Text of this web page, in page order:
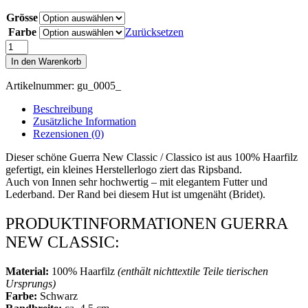
war:
150,00€
ist:
80,00€.
Grösse
Farbe
Zurücksetzen
Guerra
New
Classic
Menge
In den Warenkorb
Artikelnummer: gu_0005_
Beschreibung
Zusätzliche Information
Rezensionen (0)
Dieser schöne Guerra New Classic / Classico ist aus 100% Haarfilz
gefertigt, ein kleines Herstellerlogo ziert das Ripsband.
Auch von Innen sehr hochwertig – mit elegantem Futter und
Lederband. Der Rand bei diesem Hut ist umgenäht (Bridet).
PRODUKTINFORMATIONEN GUERRA
NEW CLASSIC:
Material: 100% Haarfilz (enthält nichttextile Teile tierischen
Ursprungs)
Farbe: Schwarz